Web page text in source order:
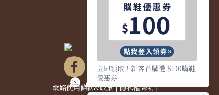
網路使用條款&政策|隱私權聲明|
立即領取！新客首購禮 $100購鞋
優惠券